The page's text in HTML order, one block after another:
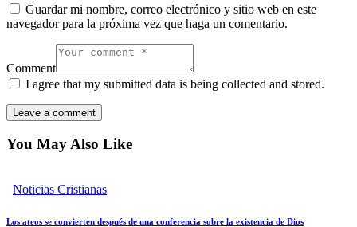
Guardar mi nombre, correo electrónico y sitio web en este
navegador para la próxima vez que haga un comentario.
Comment
I agree that my submitted data is being collected and stored.
You May Also Like
Noticias Cristianas
Los ateos se convierten después de una conferencia sobre la existencia de Dios